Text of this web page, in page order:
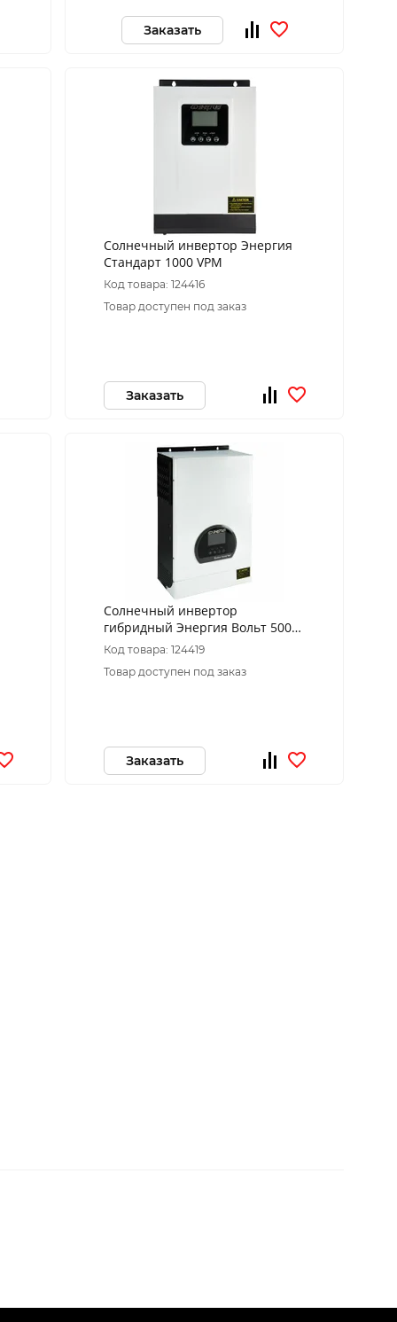
Заказать
Солнечный инвертор Энергия
Стандарт 1000 VPM
Код товара: 124416
Товар доступен под заказ
Заказать
Солнечный инвертор
гибридный Энергия Вольт 5000
PRO
Код товара: 124419
Товар доступен под заказ
Заказать